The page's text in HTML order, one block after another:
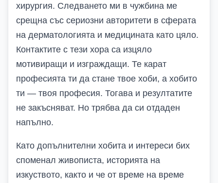
хирургия. Следването ми в чужбина ме
срещна със сериозни авторитети в сферата
на дерматологията и медицината като цяло.
Контактите с тези хора са изцяло
мотивиращи и изграждащи. Те карат
професията ти да стане твое хоби, а хобито
ти — твоя професия. Тогава и резултатите
не закъсняват. Но трябва да си отдаден
напълно.
Като допълнителни хобита и интереси бих
споменал живописта, историята на
изкуството, както и че от време на време